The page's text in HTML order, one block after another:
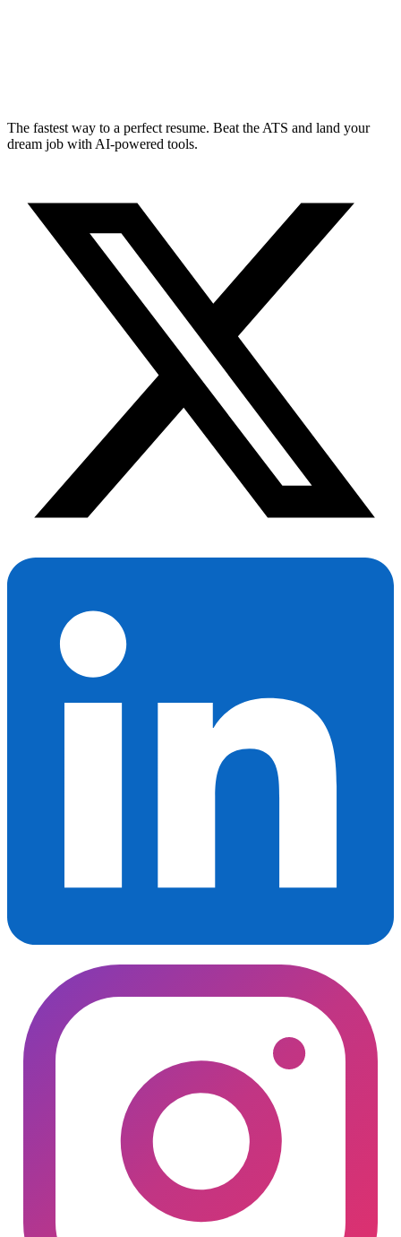
The fastest way to a perfect resume. Beat the ATS and land your
dream job with AI-powered tools.